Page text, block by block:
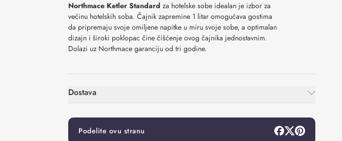
Northmace Ketler Standard za hotelske sobe idealan je izbor za
većinu hotelskih soba. Čajnik zapremine 1 litar omogućava gostima
da pripremaju svoje omiljene napitke u miru svoje sobe, a optimalan
dizajn i široki poklopac čine čišćenje ovog čajnika jednostavnim.
Dolazi uz Northmace garanciju od tri godine.
Dostava
Podelite ovu stranu